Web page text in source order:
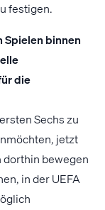
festigen.
Spielen binnen
die
Sechs zu
jetzt
dorthin bewegen
in der UEFA